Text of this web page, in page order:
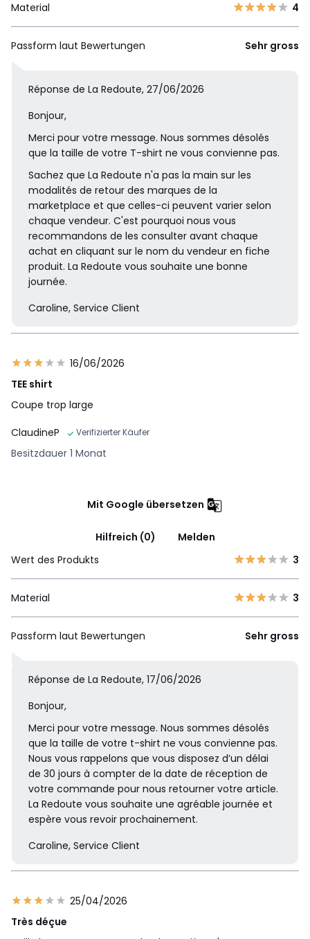
Material 4
Passform laut Bewertungen Sehr gross
Réponse de La Redoute, 27/06/2026
Bonjour,
Merci pour votre message. Nous sommes désolés
que la taille de votre T-shirt ne vous convienne pas.
Sachez que La Redoute n'a pas la main sur les
modalités de retour des marques de la
marketplace et que celles-ci peuvent varier selon
chaque vendeur. C'est pourquoi nous vous
recommandons de les consulter avant chaque
achat en cliquant sur le nom du vendeur en fiche
produit. La Redoute vous souhaite une bonne
journée.
Caroline, Service Client
16/06/2026
TEE shirt
Coupe trop large
ClaudineP
Verifizierter Käufer
Besitzdauer 1 Monat
Mit Google übersetzen
Hilfreich (0)
Melden
Wert des Produkts
3
Material 3
Passform laut Bewertungen Sehr gross
Réponse de La Redoute, 17/06/2026
Bonjour,
Merci pour votre message. Nous sommes désolés
que la taille de votre t-shirt ne vous convienne pas.
Nous vous rappelons que vous disposez d’un délai
de 30 jours à compter de la date de réception de
votre commande pour nous retourner votre article.
La Redoute vous souhaite une agréable journée et
espère vous revoir prochainement.
Caroline, Service Client
25/04/2026
Très déçue